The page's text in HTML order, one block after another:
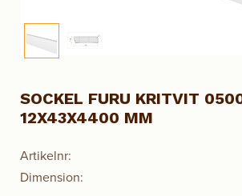
Artikelnr:
Dimension:
SOCKEL FURU KRITVIT
12X43X4400 MM